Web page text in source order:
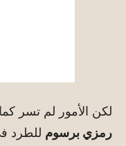
لكن الأمور لم تسر
رمزي برسوم